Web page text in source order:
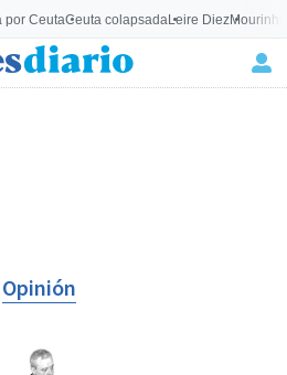
por CeutaCeuta colapsadaLeire Diez
Opinión